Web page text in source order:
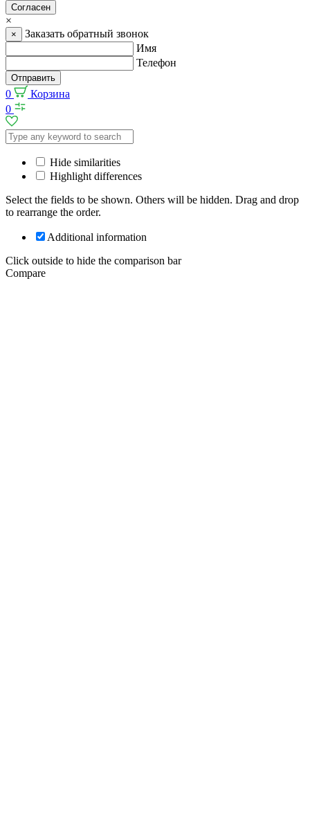
Согласен
×
×
Заказать обратный звонок
Имя
Телефон
Отправить
0
Корзина
0
Hide similarities
Highlight differences
Select the fields to be shown. Others will be hidden. Drag and drop
to rearrange the order.
Additional information
Click outside to hide the comparison bar
Compare